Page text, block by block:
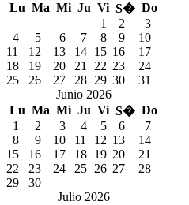
Lu Ma Mi Ju Vi S� Do
1
2
3
4
5 6 7 8 9
10
11
12 13 14 15 16
17
18
19 20 21 22 23
24
25
26 27 28 29 30
31
Junio 2026
Lu Ma Mi Ju Vi S� Do
1
2 3 4 5 6
7
8
9 10 11 12 13
14
15
16 17 18 19 20
21
22
23 24 25 26 27
28
29
30
Julio 2026